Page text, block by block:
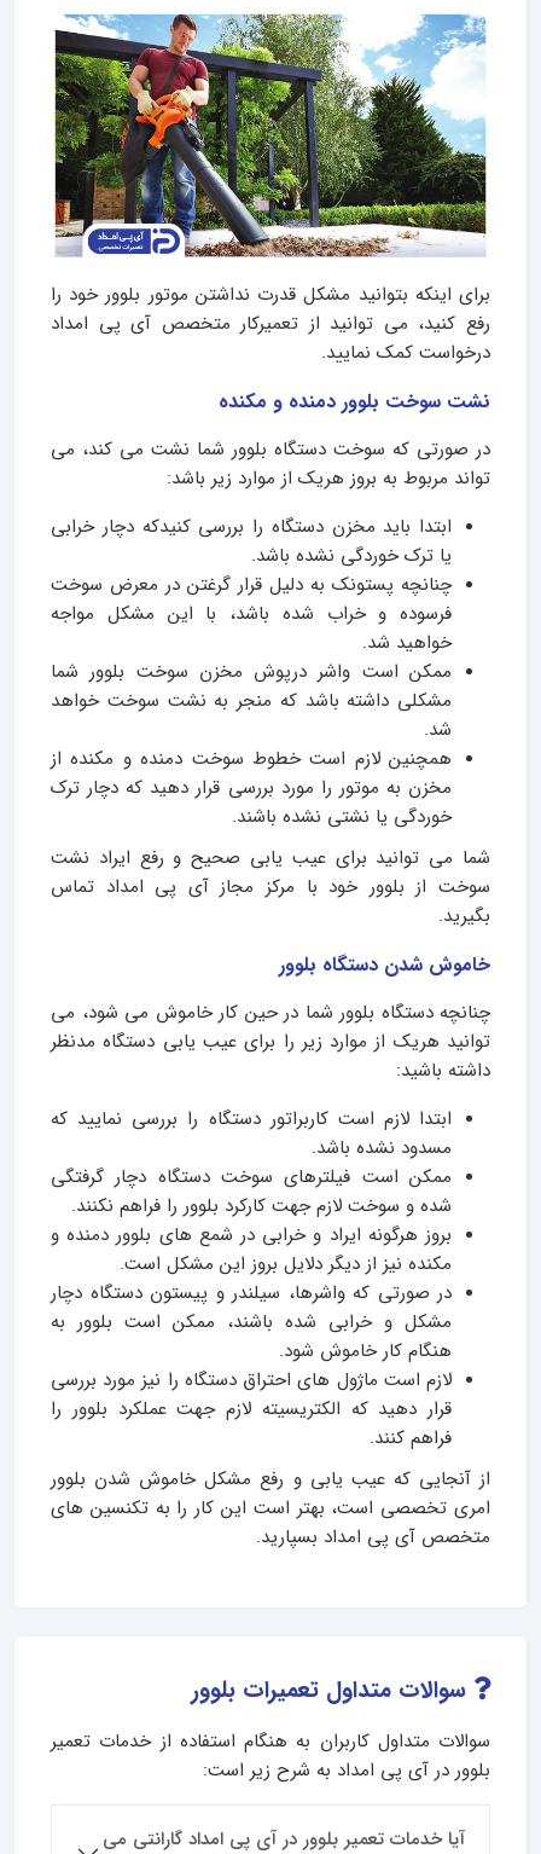
برای اینکه بتوانید مشکل قدرت نداشتن موتور بلوور خود را
رفع کنید، می توانید از تعمیرکار متخصص آی پی امداد
درخواست کمک نمایید.
نشت سوخت بلوور دمنده و مکنده
در صورتی که سوخت دستگاه بلوور شما نشت می کند، می
تواند مربوط به بروز هریک از موارد زیر باشد:
ابتدا باید مخزن دستگاه را بررسی کنیدکه دچار خرابی
یا ترک خوردگی نشده باشد.
چنانچه پستونک به دلیل قرار گرغتن در معرض سوخت
فرسوده و خراب شده باشد، با این مشکل مواجه
خواهید شد.
ممکن است واشر درپوش مخزن سوخت بلوور شما
مشکلی داشته باشد که منجر به نشت سوخت خواهد
شد.
همچنین لازم است خطوط سوخت دمنده و مکنده از
مخزن به موتور را مورد بررسی قرار دهید که دچار ترک
خوردگی یا نشتی نشده باشند.
شما می توانید برای عیب یابی صحیح و رفع ایراد نشت
سوخت از بلوور خود با مرکز مجاز آی پی امداد تماس
بگیرید.
خاموش شدن دستگاه بلوور
چنانچه دستگاه بلوور شما در حین کار خاموش می شود، می
توانید هریک از موارد زیر را برای عیب یابی دستگاه مدنظر
داشته باشید:
ابتدا لازم است کاربراتور دستگاه را بررسی نمایید که
مسدود نشده باشد.
ممکن است فیلترهای سوخت دستگاه دچار گرفتگی
شده و سوخت لازم جهت کارکرد بلوور را فراهم نکنند.
بروز هرگونه ایراد و خرابی در شمع های بلوور دمنده و
مکنده نیز از دیگر دلایل بروز این مشکل است.
در صورتی که واشرها، سیلندر و پیستون دستگاه دچار
مشکل و خرابی شده باشند، ممکن است بلوور به
هنگام کار خاموش شود.
لازم است ماژول های احتراق دستگاه را نیز مورد بررسی
قرار دهید که الکتریسیته لازم جهت عملکرد بلوور را
فراهم کنند.
از آنجایی که عیب یابی و رفع مشکل خاموش شدن بلوور
امری تخصصی است، بهتر است این کار را به تکنسین های
متخصص آی پی امداد بسپارید.
سوالات متداول تعمیرات بلوور
سوالات متداول کاربران به هنگام استفاده از خدمات تعمیر
بلوور در آی پی امداد به شرح زیر است:
آیا خدمات تعمیر بلوور در آی پی امداد گارانتی می